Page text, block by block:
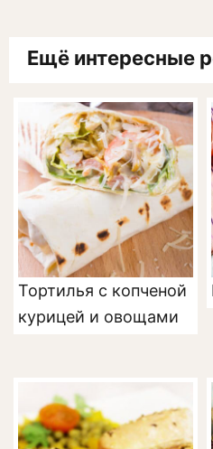
Ещё интересные
Тортилья с копченой
курицей и овощами